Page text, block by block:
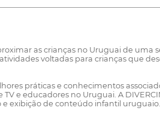
as crianças no Uruguai de
voltadas para crianças que
práticas e conhecimentos
e educadores no Uruguai. A
exibição de conteúdo infantil uruguaio.